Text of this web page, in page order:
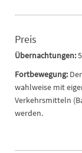
Preis
Übernachtungen:
Fortbewegung:
wahlweise mit
Verkehrsmitteln
werden.